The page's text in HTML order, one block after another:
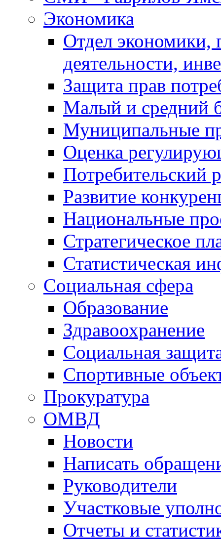
Экономика
Отдел экономики,
деятельности,
Защита прав
Малый и средний
Муниципальные
Оценка
Потребительский
Развитие
Национальные
Стратегическое
Статистическая
Социальная сфера
Образование
Здравоохранение
Социальная
Спортивные
Прокуратура
ОМВД
Новости
Написать
Руководители
Участковые
Отчеты и